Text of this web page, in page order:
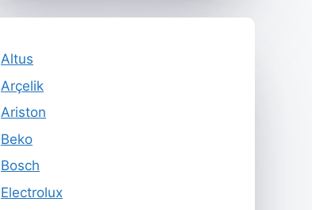
Altus
Arçelik
Ariston
Beko
Bosch
Electrolux